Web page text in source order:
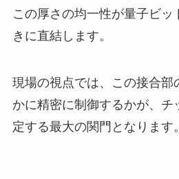
この厚さの均一性が量子ビッ
きに直結します。
現場の視点では、この接合部
かに精密に制御するかが、チ
定する最大の関門となります。